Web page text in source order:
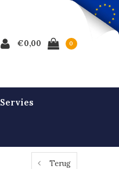
€0,00 0
Servies
Terug